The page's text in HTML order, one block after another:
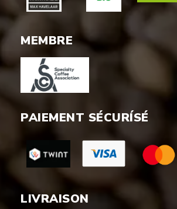
MEMBRE
PAIEMENT SÉCURÍSÉ
LIVRAISON